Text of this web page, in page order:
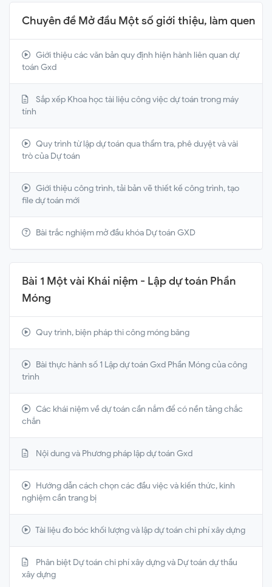
Chuyên đề Mở đầu Một số giới thiệu, làm quen
Giới thiệu các văn bản quy định hiện hành liên quan dự
toán Gxd
Sắp xếp Khoa học tài liệu công việc dự toán trong máy
tính
Quy trình từ lập dự toán qua thẩm tra, phê duyệt và vài
trò của Dự toán
Giới thiệu công trình, tải bản vẽ thiết kế công trình, tạo
file dự toán mới
Bài trắc nghiệm mở đầu khóa Dự toán GXD
Bài 1 Một vài Khái niệm - Lập dự toán Phần
Móng
Quy trình, biện pháp thi công móng băng
Bài thực hành số 1 Lập dự toán Gxd Phần Móng của công
trình
Các khái niệm về dự toán cần nắm để có nền tảng chắc
chắn
Nội dung và Phương pháp lập dự toán Gxd
Hướng dẫn cách chọn các đầu việc và kiến thức, kinh
nghiệm cần trang bị
Tài liệu đo bóc khối lượng và lập dự toán chi phí xây dựng
Phân biệt Dự toán chi phí xây dựng và Dự toán dự thầu
xây dựng